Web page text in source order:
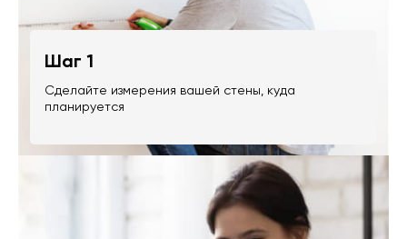
Шаг 1
Сделайте измерения вашей стены, куда
планируется